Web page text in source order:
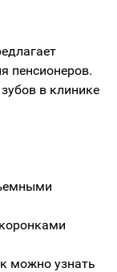
пенсионеров.
в клинике
можно узнать